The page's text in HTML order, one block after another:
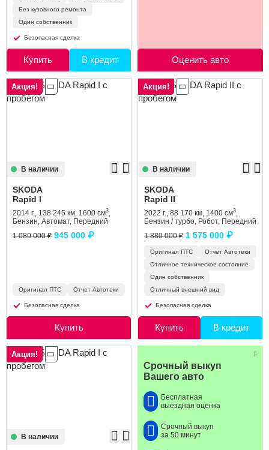
Без кузовного ремонта
Один собственник
Безопасная сделка
Купить В кредит Оценить авто
Акция!
В наличии
SKODA
Rapid I
2014 г., 138 245 км, 1600 см3,
Бензин, Автомат, Передний
1 080 000 ₽ 945 000 ₽
Оригинал ПТС Отчет Автотеки
Безопасная сделка
Купить
Акция!
В наличии
SKODA
Rapid II
2022 г., 88 170 км, 1400 см3,
Бензин / турбо, Робот, Передний
1 880 000 ₽ 1 575 000 ₽
Оригинал ПТС
Отчет Автотеки
Отличное техническое состояние
Один собственник
Отличный внешний вид
Безопасная сделка
Купить В кредит
Акция!
В наличии
Срочный выкуп
Вашего авто
Бесплатная
выездная оценка
Срочный выкуп
за 50 минут